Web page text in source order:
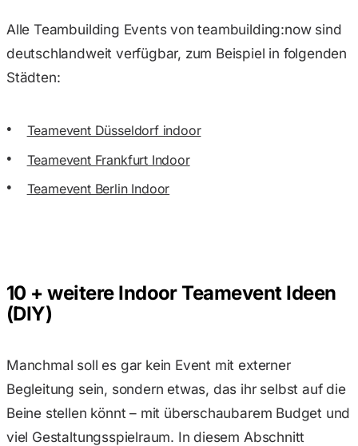
Alle Teambuilding Events von teambuilding:now sind
deutschlandweit verfügbar, zum Beispiel in folgenden
Städten:
Teamevent Düsseldorf indoor
Teamevent Frankfurt Indoor
Teamevent Berlin Indoor
10 + weitere Indoor Teamevent Ideen
(DIY)
Manchmal soll es gar kein Event mit externer
Begleitung sein, sondern etwas, das ihr selbst auf die
Beine stellen könnt – mit überschaubarem Budget und
viel Gestaltungsspielraum. In diesem Abschnitt